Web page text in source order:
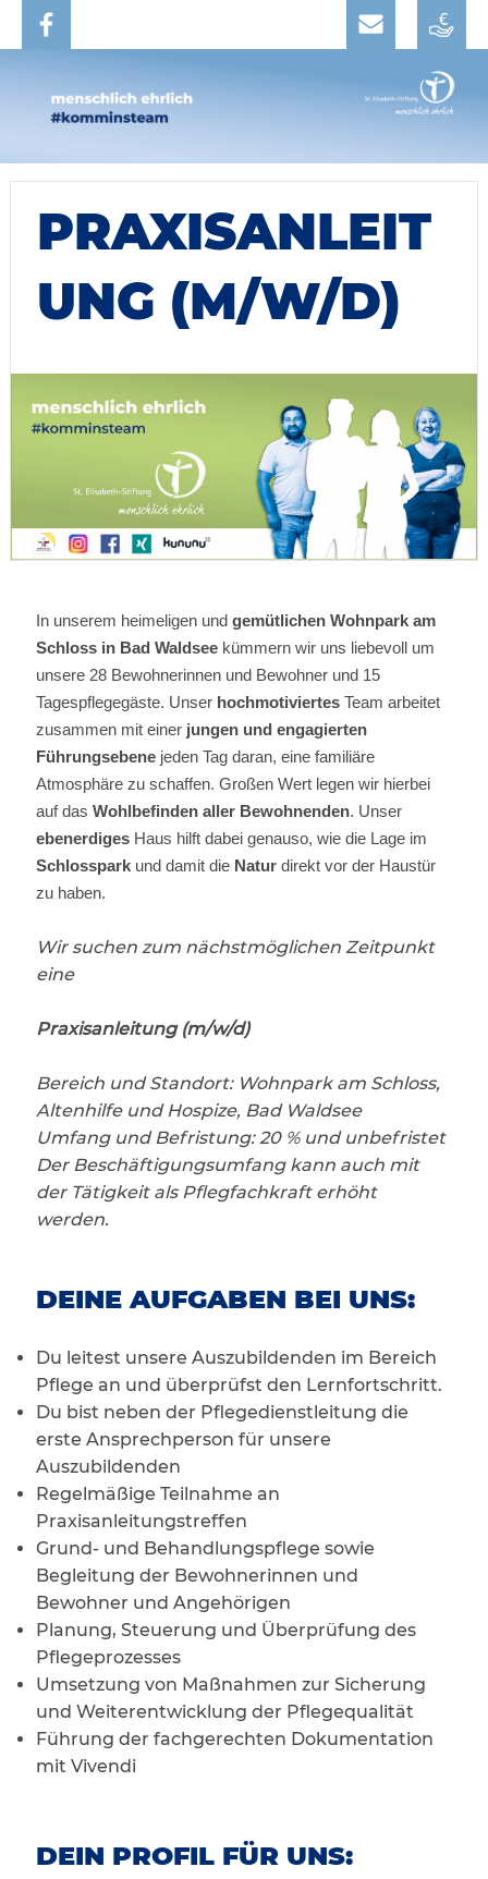
PRAXISANLEIT
UNG (M/W/D)
In unserem heimeligen und gemütlichen Wohnpark am
Schloss in Bad Waldseekümmern wir uns liebevoll um
unsere 28 Bewohnerinnen und Bewohner und 15
Tagespflegegäste. Unser hochmotiviertes Team arbeitet
zusammen mit einer jungen und engagierten
Führungsebenejeden Tag daran, eine familiäre
Atmosphäre zu schaffen. Großen Wert legen wir hierbei
auf das Wohlbefinden aller Bewohnenden. Unser
ebenerdiges Haus hilft dabei genauso, wie die Lage im
Schlosspark und damit die Natur direkt vor der Haustür
zu haben.
Wir suchen zum nächstmöglichen Zeitpunkt
eine
Praxisanleitung (m/w/d)
Bereich und Standort: Wohnpark am Schloss,
Altenhilfe und Hospize, Bad Waldsee
Umfang und Befristung: 20 % und unbefristet
Der Beschäftigungsumfang kann auch mit
der Tätigkeit als Pflegfachkraft erhöht
werden.
DEINE AUFGABEN BEI UNS:
Du leitest unsere Auszubildenden im Bereich
Pflege an und überprüfst den Lernfortschritt.
Du bist neben der Pflegedienstleitung die
erste Ansprechperson für unsere
Auszubildenden
Regelmäßige Teilnahme an
Praxisanleitungstreffen
Grund- und Behandlungspflege sowie
Begleitung der Bewohnerinnen und
Bewohner und Angehörigen
Planung, Steuerung und Überprüfung des
Pflegeprozesses
Umsetzung von Maßnahmen zur Sicherung
und Weiterentwicklung der Pflegequalität
Führung der fachgerechten Dokumentation
mit Vivendi
DEIN PROFIL FÜR UNS: